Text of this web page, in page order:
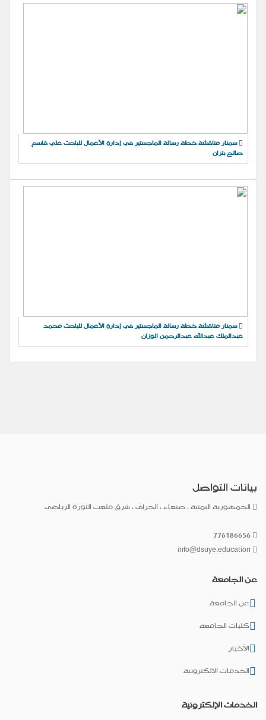
سمنار مناقشة خطة رسالة الماجستير في إدارة الأعمال للباحث علي قاسم
صالح بتران
سمنار مناقشة خطة رسالة الماجستير في إدارة الأعمال للباحث محمد
عبدالملك عبدالله عبدالرحمن الوزان
بيانات التواصل
الجمهورية اليمنية ، صنعاء ، الجراف ، شرق ملعب الثورة الرياضي
عن الجامعة
عن الجامعة
كليات الجامعة
الأخبار
الخدمات الالكترونية
الخدمات الإلكترونية